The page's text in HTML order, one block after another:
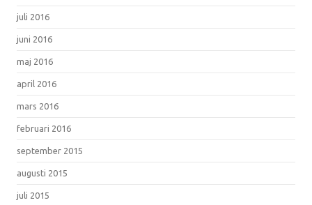
juli 2016
juni 2016
maj 2016
april 2016
mars 2016
februari 2016
september 2015
augusti 2015
juli 2015